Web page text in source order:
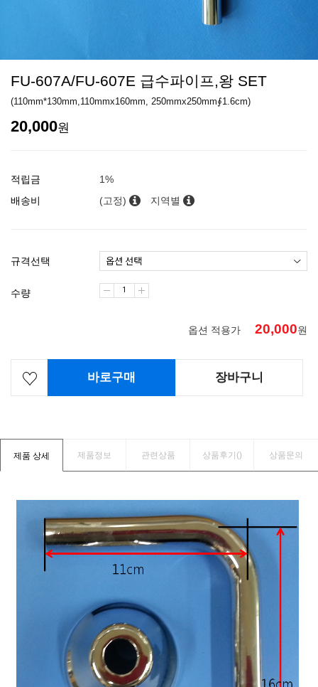
FU-607A/FU-607E 급수파이프,왕 SET
(110mm*130mm,110mmx160mm, 250mmx250mm∮1.6cm)
20,000원
적립금
1%
배송비
(고정) 지역별
규격선택
수량
옵션 적용가 20,000원
바로구매 장바구니
제품 상세 제품정보 관련상품 상품후기() 상품문의